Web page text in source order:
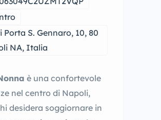
Porta S. Gennaro, 10, 80
NA, Italia
è una confortevole
nel centro di Napoli,
desidera soggiornare in